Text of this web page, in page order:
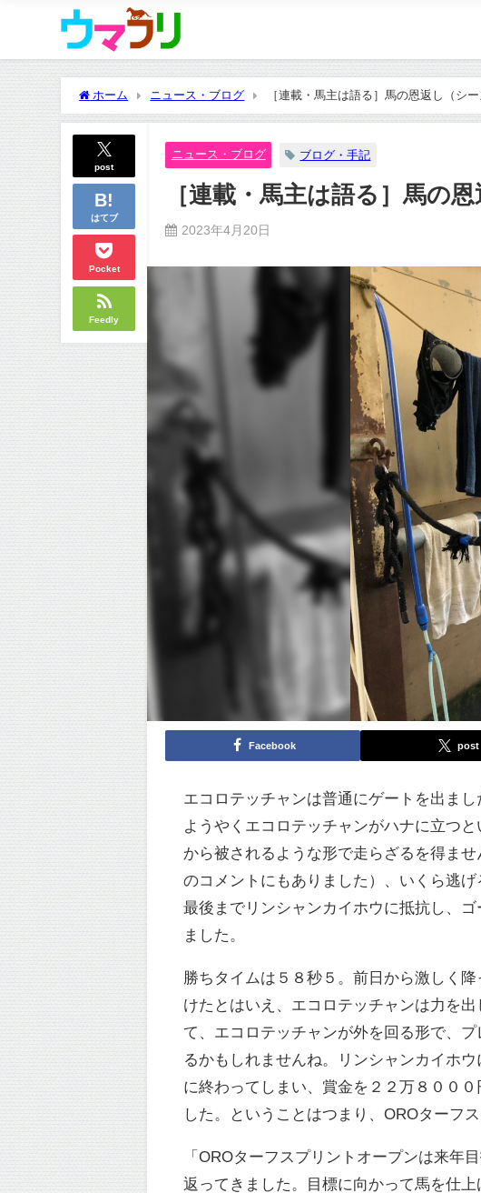
ホーム ニュース・ブログ ［連載・馬主は語る］馬の恩返し（シー
post
はてブ
Pocket
Feedly
ニュース・ブログ ブログ・手記
［連載・馬主は語る］馬の
2023年4月20日
Facebook post
エコロテッチャンは普通にゲートを出ま
ようやくエコロテッチャンがハナに立つ
から被されるような形で走らざるを得ま
のコメントにもありました）、いくら逃
最後までリンシャンカイホウに抵抗し、
ました。
勝ちタイムは５８秒５。前日から激しく
けたとはいえ、エコロテッチャンは力を
て、エコロテッチャンが外を回る形で、
るかもしれませんね。リンシャンカイホ
に終わってしまい、賞金を２２万８００
した。ということはつまり、OROターフ
「OROターフスプリントオープンは来年
返ってきました。目標に向かって馬を仕